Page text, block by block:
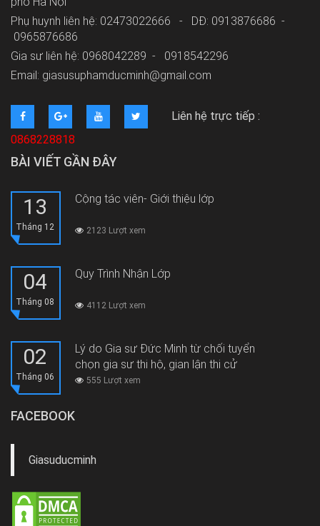
Phụ huynh liên hệ: 02473022666 - DĐ: 0913876686 -
0965876686
Gia sư liên hệ: 0968042289 - 0918542296
Email: giasusuphamducminh@gmail.com
Liên hệ trực tiếp :
0868228818
BÀI VIẾT GẦN ĐÂY
13
Tháng 12
Cộng tác viên- Giới thiệu lớp
2123 Lượt xem
04
Tháng 08
Quy Trình Nhận Lớp
4112 Lượt xem
02
Tháng 06
Lý do Gia sư Đức Minh từ chối tuyển
chọn gia sư thi hộ, gian lận thi cử
555 Lượt xem
FACEBOOK
Giasuducminh